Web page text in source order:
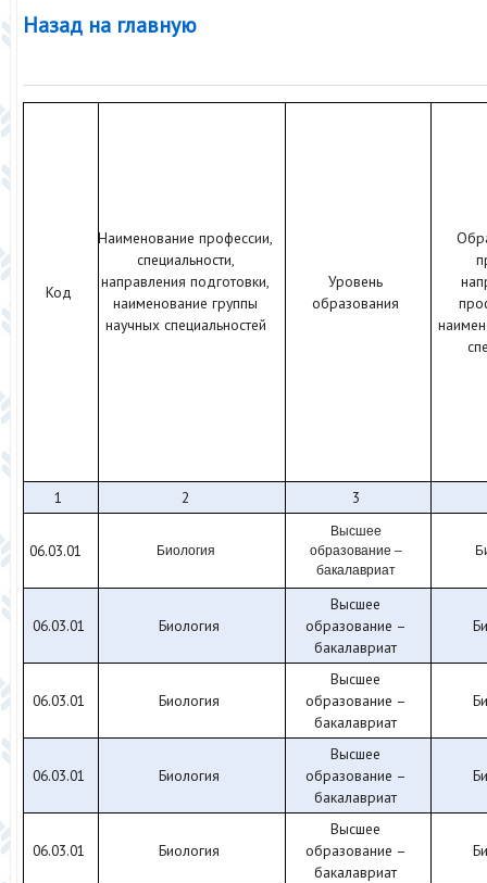
Назад на главную
Код
Наименование профессии,
специальности,
направления подготовки,
наименование группы
научных специальностей
Уровень
образования
1 2 3
06.03.01 Биология
Высшее
образование –
бакалавриат
06.03.01 Биология
Высшее
образование –
бакалавриат
06.03.01 Биология
Высшее
образование –
бакалавриат
06.03.01 Биология
Высшее
образование –
бакалавриат
06.03.01 Биология
Высшее
образование –
бакалавриат